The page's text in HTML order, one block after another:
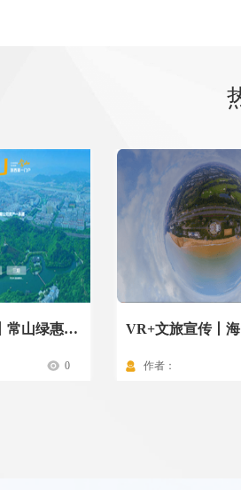
VR+数字资产丨常山绿惠投资资产一本通
0 作者：